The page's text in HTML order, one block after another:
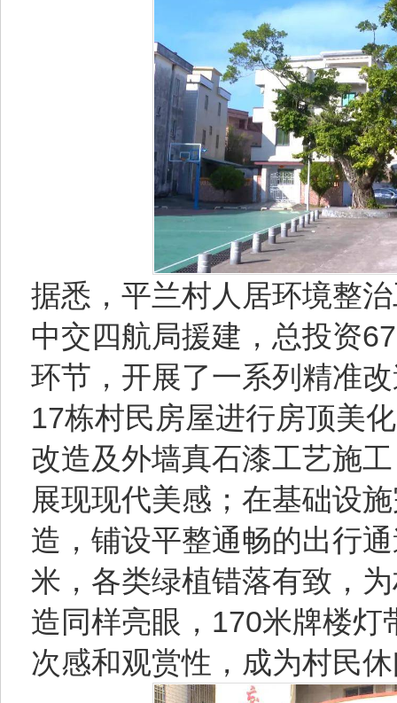
据悉，平兰村人居环境整
中交四航局援建，总投资
环节，开展了一系列精准
17栋村民房屋进行房顶美
改造及外墙真石漆工艺施
展现现代美感；在基础设
造，铺设平整通畅的出行
米，各类绿植错落有致，
造同样亮眼，170米牌楼
次感和观赏性，成为村民